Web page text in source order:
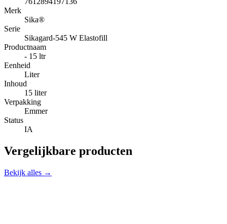
Merk
Sika®
Serie
Sikagard-545 W Elastofill
Productnaam
- 15 ltr
Eenheid
Liter
Inhoud
15 liter
Verpakking
Emmer
Status
IA
Vergelijkbare producten
Bekijk alles →